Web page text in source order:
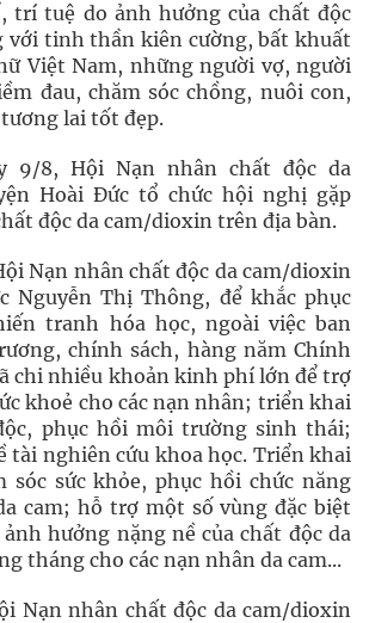
trí tuệ do ảnh hưởng của chất độc
với tinh thần kiên cường, bất khuất
Việt Nam, những người vợ, người
đau, chăm sóc chồng, nuôi con,
lai tốt đẹp.
9/8, Hội Nạn nhân chất độc da
Hoài Đức tổ chức hội nghị gặp
độc da cam/dioxin trên địa bàn.
Nạn nhân chất độc da cam/dioxin
Nguyễn Thị Thông, để khắc phục
tranh hóa học, ngoài việc ban
chính sách, hàng năm Chính
chi nhiều khoản kinh phí lớn để trợ
khoẻ cho các nạn nhân; triển khai
phục hồi môi trường sinh thái;
tài nghiên cứu khoa học. Triển khai
sóc sức khỏe, phục hồi chức năng
cam; hỗ trợ một số vùng đặc biệt
hưởng nặng nề của chất độc da
tháng cho các nạn nhân da cam...
Nạn nhân chất độc da cam/dioxin